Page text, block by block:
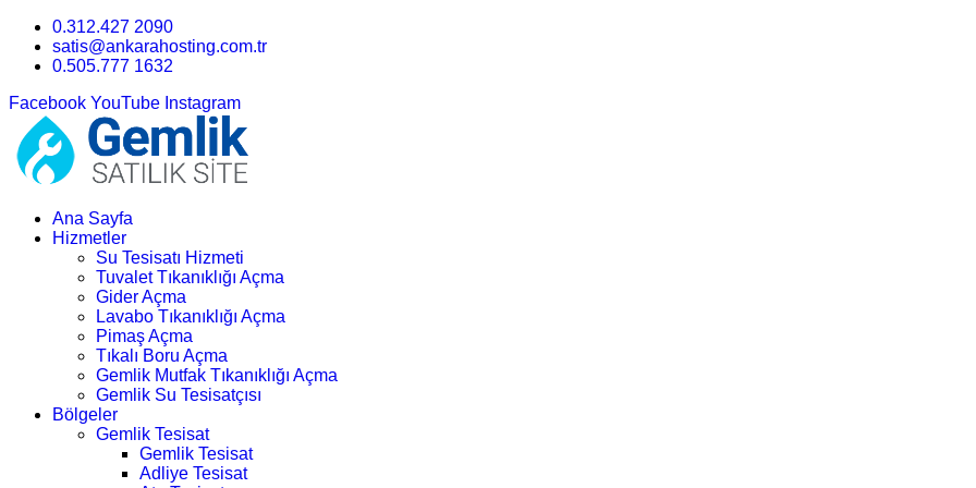
0.312.427 2090
satis@ankarahosting.com.tr
0.505.777 1632
Facebook YouTube Instagram
Ana Sayfa
Hizmetler
Su Tesisatı Hizmeti
Tuvalet Tıkanıklığı Açma
Gider Açma
Lavabo Tıkanıklığı Açma
Pimaş Açma
Tıkalı Boru Açma
Gemlik Mutfak Tıkanıklığı Açma
Gemlik Su Tesisatçısı
Bölgeler
Gemlik Tesisat
Gemlik Tesisat
Adliye Tesisat